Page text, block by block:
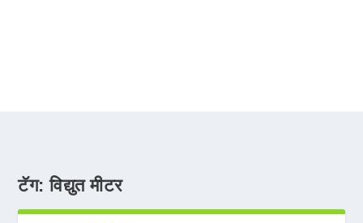
टॅग:विद्युत मीटर